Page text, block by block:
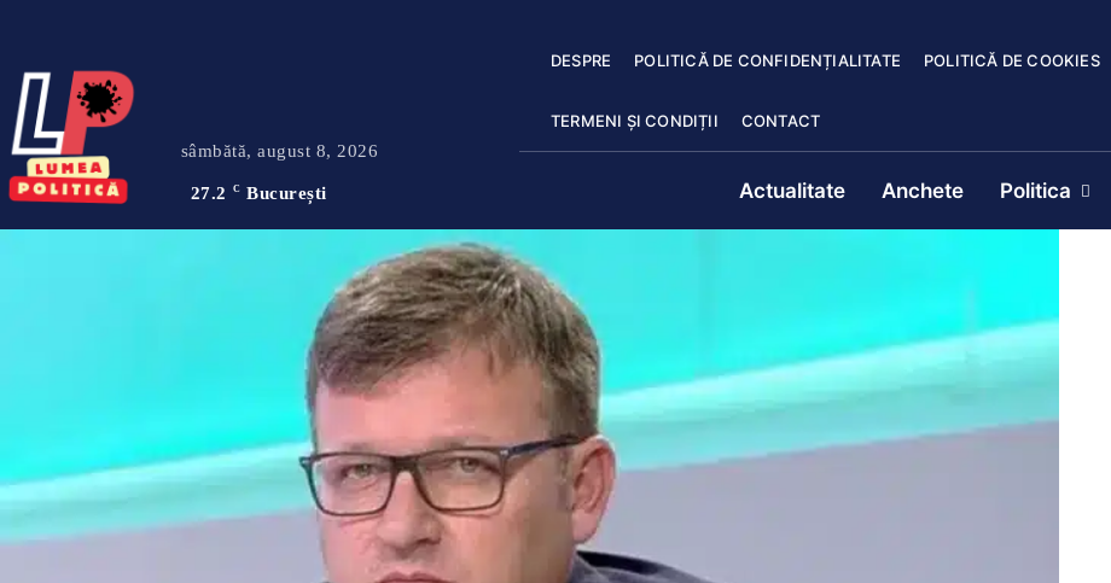
sâmbătă, august 8, 2026
27.2 C București
DESPRE POLITICĂ DE CONFIDENȚIALITATE POLITICĂ DE COOKIES
TERMENI ȘI CONDIȚII CONTACT
Actualitate Anchete Politica